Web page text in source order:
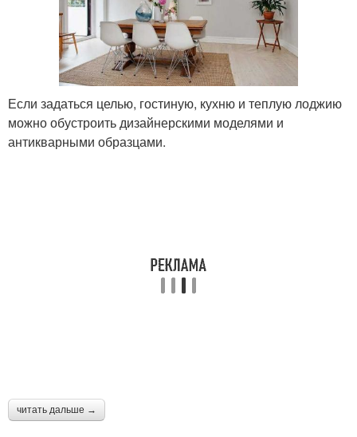
Если задаться целью, гостиную, кухню и теплую лоджию
можно обустроить дизайнерскими моделями и
антикварными образцами.
читать дальше →